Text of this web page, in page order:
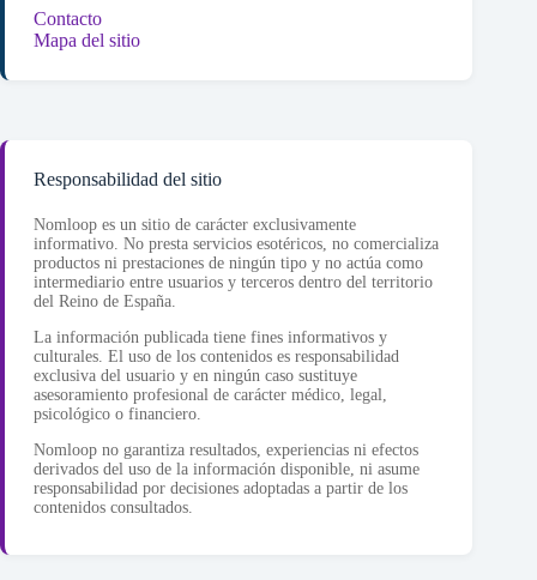
Contacto
Mapa del sitio
Responsabilidad del sitio
Nomloop es un sitio de carácter exclusivamente
informativo. No presta servicios esotéricos, no comercializa
productos ni prestaciones de ningún tipo y no actúa como
intermediario entre usuarios y terceros dentro del territorio
del Reino de España.
La información publicada tiene fines informativos y
culturales. El uso de los contenidos es responsabilidad
exclusiva del usuario y en ningún caso sustituye
asesoramiento profesional de carácter médico, legal,
psicológico o financiero.
Nomloop no garantiza resultados, experiencias ni efectos
derivados del uso de la información disponible, ni asume
responsabilidad por decisiones adoptadas a partir de los
contenidos consultados.